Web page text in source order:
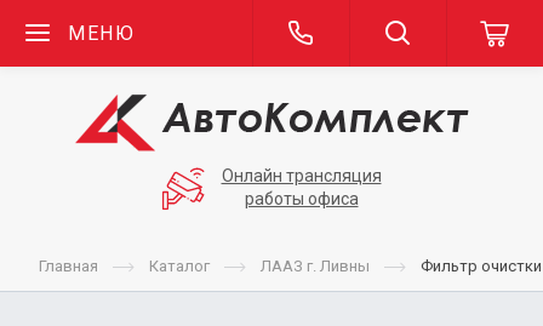
МЕНЮ
Онлайн трансляция
работы офиса
Главная Каталог ЛААЗ г. Ливны Фильтр